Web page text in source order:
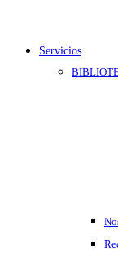
Servicios